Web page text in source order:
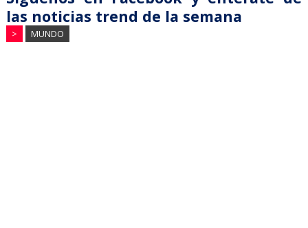
las noticias trend de la semana
> MUNDO